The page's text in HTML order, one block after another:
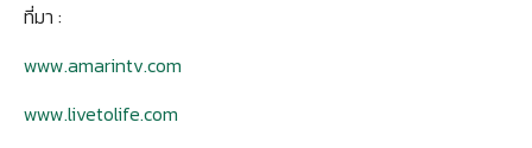
ที่มา :
www.amarintv.com
www.livetolife.com